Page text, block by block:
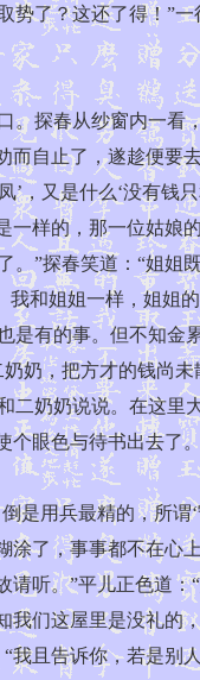
了？这还了得！”
春从纱窗内一看，
自止了，遂趁便要
，又是什么‘没有钱
样的，那一位姑娘
”探春笑道：“姐姐
和姐姐一样，姐姐
有的事。但不知金
奶，把方才的钱尚
奶奶说说。在这里
个眼色与待书出去了。
用兵最精的，所谓‘
了，事事都不在心
听。”平儿正色道
们这屋里是没礼的
且告诉你，若是别